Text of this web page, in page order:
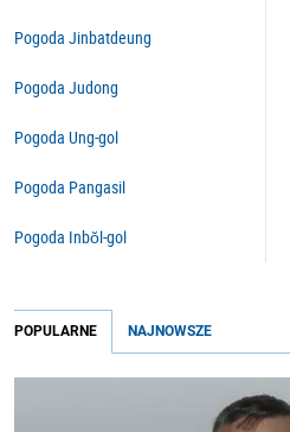
Pogoda Jinbatdeung
Pogoda Judong
Pogoda Ung-gol
Pogoda Pangasil
Pogoda Inbŏl-gol
POPULARNE NAJNOWSZE